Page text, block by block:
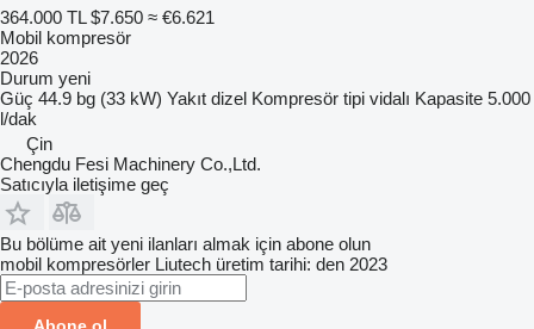
364.000 TL $7.650 ≈ €6.621
Mobil kompresör
2026
Durum yeni
Güç 44.9 bg (33 kW) Yakıt dizel Kompresör tipi vidalı Kapasite 5.000
l/dak
Çin
Chengdu Fesi Machinery Co.,Ltd.
Satıcıyla iletişime geç
Bu bölüme ait yeni ilanları almak için abone olun
mobil kompresörler Liutech üretim tarihi: den 2023
Abone ol